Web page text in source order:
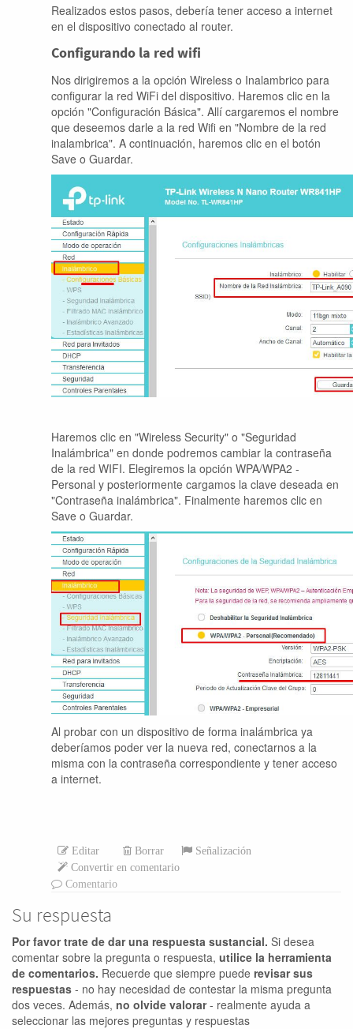
Realizados estos pasos, debería tener acceso a internet
en el dispositivo conectado al router.
Configurando la red wifi
Nos dirigiremos a la opción Wireless o Inalambrico para
configurar la red WiFi del dispositivo. Haremos clic en la
opción "Configuración Básica". Allí cargaremos el nombre
que deseemos darle a la red Wifi en "Nombre de la red
inalambrica". A continuación, haremos clic en el botón
Save o Guardar.
Haremos clic en "Wireless Security" o "Seguridad
Inalámbrica" en donde podremos cambiar la contraseña
de la red WIFI. Elegiremos la opción WPA/WPA2 -
Personal y posteriormente cargamos la clave deseada en
"Contraseña inalámbrica". Finalmente haremos clic en
Save o Guardar.
Al probar con un dispositivo de forma inalámbrica ya
deberíamos poder ver la nueva red, conectarnos a la
misma con la contraseña correspondiente y tener acceso
a internet.
Editar Borrar
Señalización
Convertir en comentario
Comentario
Su respuesta
Por favor trate de dar una respuesta sustancial. Si desea
comentar sobre la pregunta o respuesta, utilice la herramienta
de comentarios. Recuerde que siempre puede revisar sus
respuestas - no hay necesidad de contestar la misma pregunta
dos veces. Además, no olvide valorar- realmente ayuda a
seleccionar las mejores preguntas y respuestas